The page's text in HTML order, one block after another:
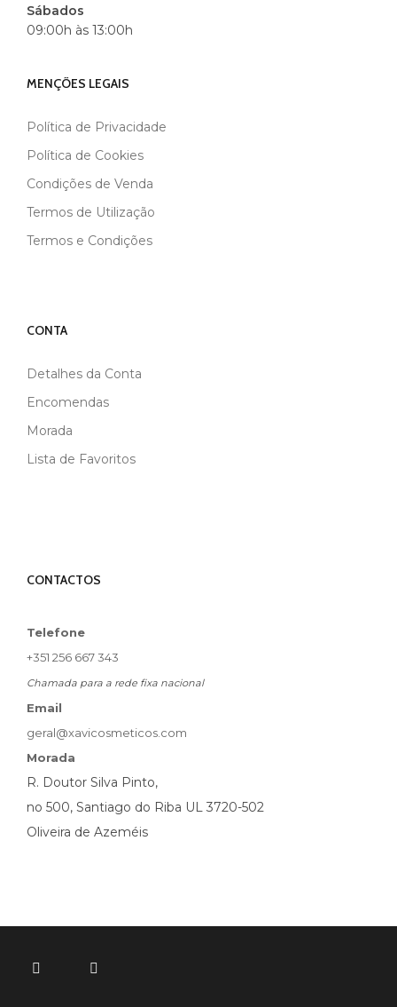
Sábados
09:00h às 13:00h
MENÇÕES LEGAIS
Política de Privacidade
Política de Cookies
Condições de Venda
Termos de Utilização
Termos e Condições
CONTA
Detalhes da Conta
Encomendas
Morada
Lista de Favoritos
CONTACTOS
Telefone
+351 256 667 343
Chamada para a rede fixa nacional
Email
geral@xavicosmeticos.com
Morada
R. Doutor Silva Pinto,
no 500, Santiago do Riba UL 3720-502
Oliveira de Azeméis